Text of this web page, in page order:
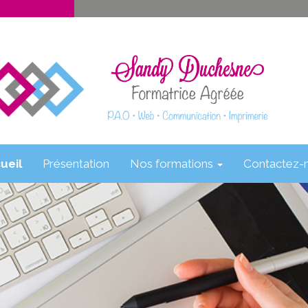
Présentation Nos formations Contactez-